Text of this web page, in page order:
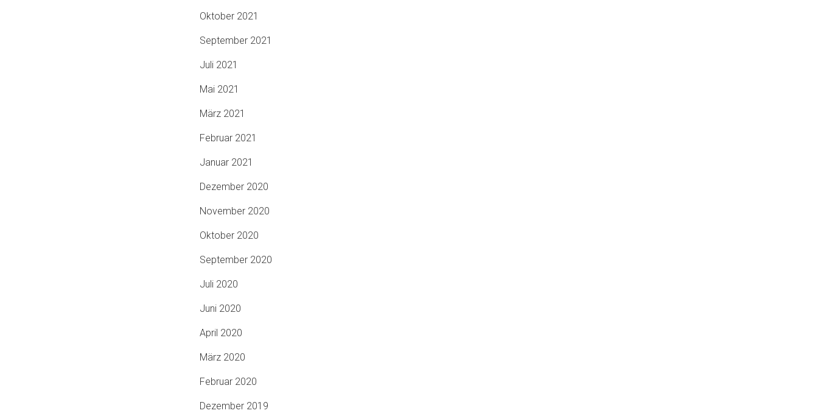
Oktober 2021
September 2021
Juli 2021
Mai 2021
März 2021
Februar 2021
Januar 2021
Dezember 2020
November 2020
Oktober 2020
September 2020
Juli 2020
Juni 2020
April 2020
März 2020
Februar 2020
Dezember 2019